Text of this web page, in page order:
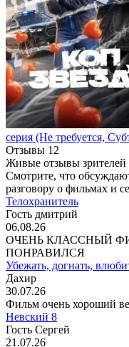
серия (Не требуется,
Отзывы 12
Живые отзывы зрителей
Смотрите, что
разговору о фильмах и
Телохранитель
Гость дмитрий
06.08.26
ОЧЕНЬ КЛАССНЫЙ
ПОНРАВИЛСЯ
Убежать, догнать,
Дахир
30.07.26
Фильм очень хороший
Невский 8
Гость Сергей
21.07.26